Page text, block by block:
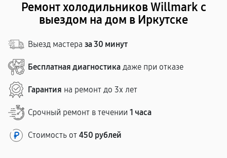
Ремонт холодильников Willmark с
выездом на дом в Иркутске
Выезд мастера за 30 минут
Бесплатная диагностика даже при отказе
Гарантия на ремонт до 3х лет
Срочный ремонт в течении 1 часа
Стоимость от 450 рублей